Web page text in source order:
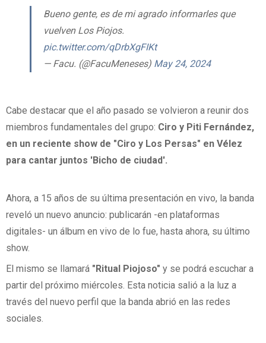
Bueno gente, es de mi agrado informarles que
vuelven Los Piojos.
pic.twitter.com/qDrbXgFIKt
— Facu. (@FacuMeneses) May 24, 2024
Cabe destacar que el año pasado se volvieron a reunir dos
miembros fundamentales del grupo: Ciro y Piti Fernández,
en un reciente show de "Ciro y Los Persas" en Vélez
para cantar juntos 'Bicho de ciudad'.
Ahora, a 15 años de su última presentación en vivo, la banda
reveló un nuevo anuncio: publicarán -en plataformas
digitales- un álbum en vivo de lo fue, hasta ahora, su último
show.
El mismo se llamará "Ritual Piojoso" y se podrá escuchar a
partir del próximo miércoles. Esta noticia salió a la luz a
través del nuevo perfil que la banda abrió en las redes
sociales.